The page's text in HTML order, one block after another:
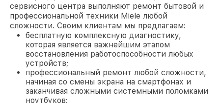
сервисного центра выполняют ремонт бытовой и
профессиональной техники Miele любой
сложности. Своим клиентам мы предлагаем:
бесплатную комплексную диагностику,
которая является важнейшим этапом
восстановления работоспособности любых
устройств;
профессиональный ремонт любой сложности,
начиная со смены экрана на смартфонах и
заканчивая сложными системными поломками
ноутбуков;